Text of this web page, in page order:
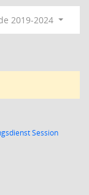
2019-2024
Session(Wird in